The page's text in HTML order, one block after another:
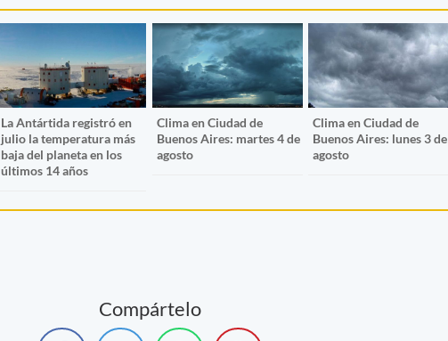
La Antártida registró en
julio la temperatura más
baja del planeta en los
últimos 14 años
Clima en Ciudad de
Buenos Aires: martes 4 de
agosto
Clima en Ciudad de
Buenos Aires: lunes 3 de
agosto
Compártelo